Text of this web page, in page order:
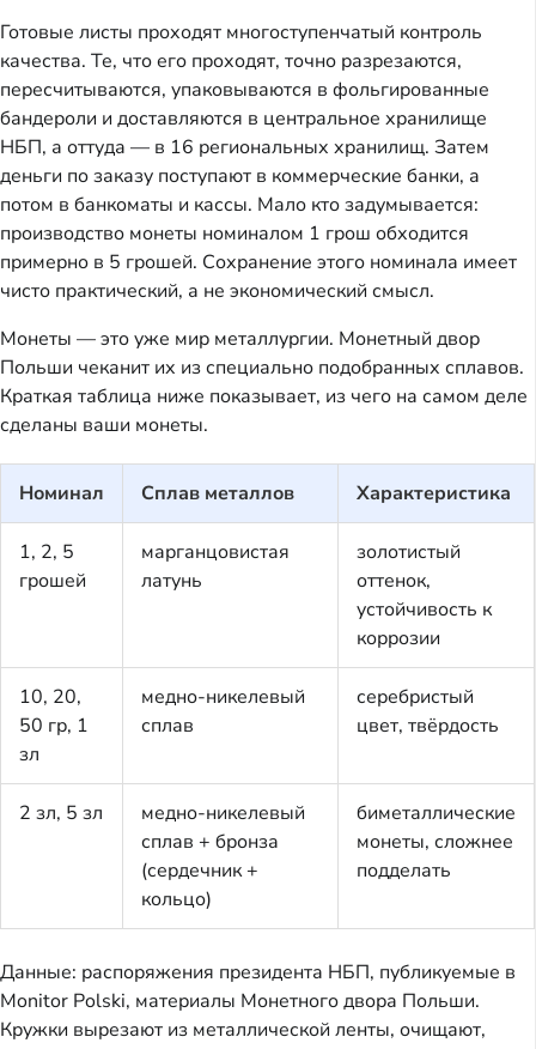
Готовые листы проходят многоступенчатый контроль
качества. Те, что его проходят, точно разрезаются,
пересчитываются, упаковываются в фольгированные
бандероли и доставляются в центральное хранилище
НБП, а оттуда — в 16 региональных хранилищ. Затем
деньги по заказу поступают в коммерческие банки, а
потом в банкоматы и кассы. Мало кто задумывается:
производство монеты номиналом 1 грош обходится
примерно в 5 грошей. Сохранение этого номинала имеет
чисто практический, а не экономический смысл.
Монеты — это уже мир металлургии. Монетный двор
Польши чеканит их из специально подобранных сплавов.
Краткая таблица ниже показывает, из чего на самом деле
сделаны ваши монеты.
Номинал Сплав металлов Характеристика
1, 2, 5
грошей
марганцовистая
латунь
золотистый
оттенок,
устойчивость к
коррозии
10, 20,
50 гр, 1
зл
медно-никелевый
сплав
серебристый
цвет, твёрдость
2 зл, 5 зл
медно-никелевый
сплав + бронза
(сердечник +
кольцо)
биметаллические
монеты, сложнее
подделать
Данные: распоряжения президента НБП, публикуемые в
Monitor Polski, материалы Монетного двора Польши.
Кружки вырезают из металлической ленты, очищают,